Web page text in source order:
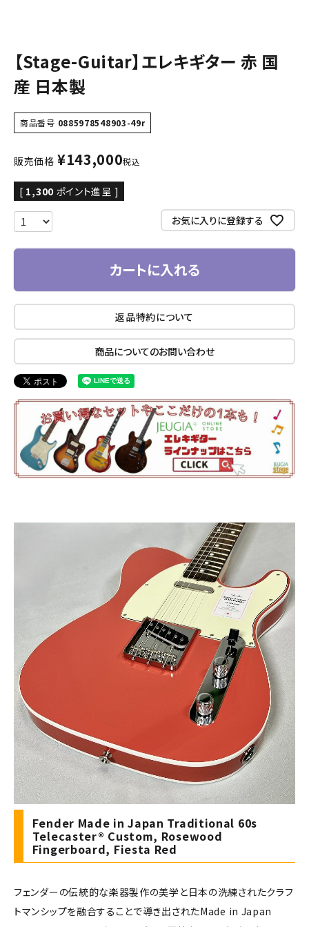
【Stage-Guitar】エレキギター 赤 国
産 日本製
商品番号 0885978548903-49r
販売価格 ¥143,000税込
[ 1,300 ポイント進呈 ]
お気に入りに登録する
カートに入れる
返品特約について
商品についてのお問い合わせ
Fender Made in Japan Traditional 60s
Telecaster® Custom, Rosewood
Fingerboard, Fiesta Red
フェンダーの伝統的な楽器製作の美学と日本の洗練されたクラフ
トマンシップを融合することで導き出されたMade in Japan